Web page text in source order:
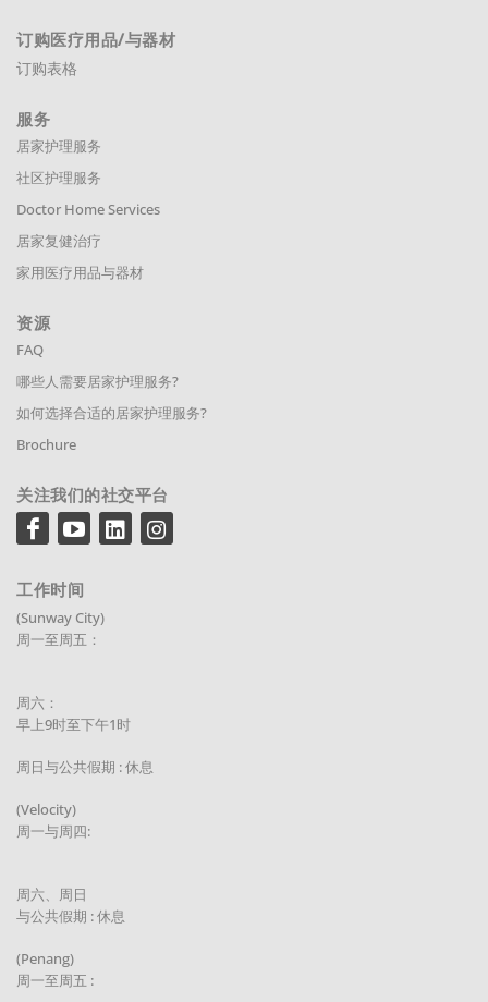
订购医疗用品/与器材
订购表格
服务
居家护理服务
社区护理服务
Doctor Home Services
居家复健治疗
家用医疗用品与器材
资源
FAQ
哪些人需要居家护理服务?
如何选择合适的居家护理服务?
Brochure
关注我们的社交平台
工作时间
(Sunway City)
周一至周五：
周六：
早上9时至下午1时
周日与公共假期 : 休息
(Velocity)
周一与周四:
周六、周日
与公共假期 : 休息
(Penang)
周一至周五 :